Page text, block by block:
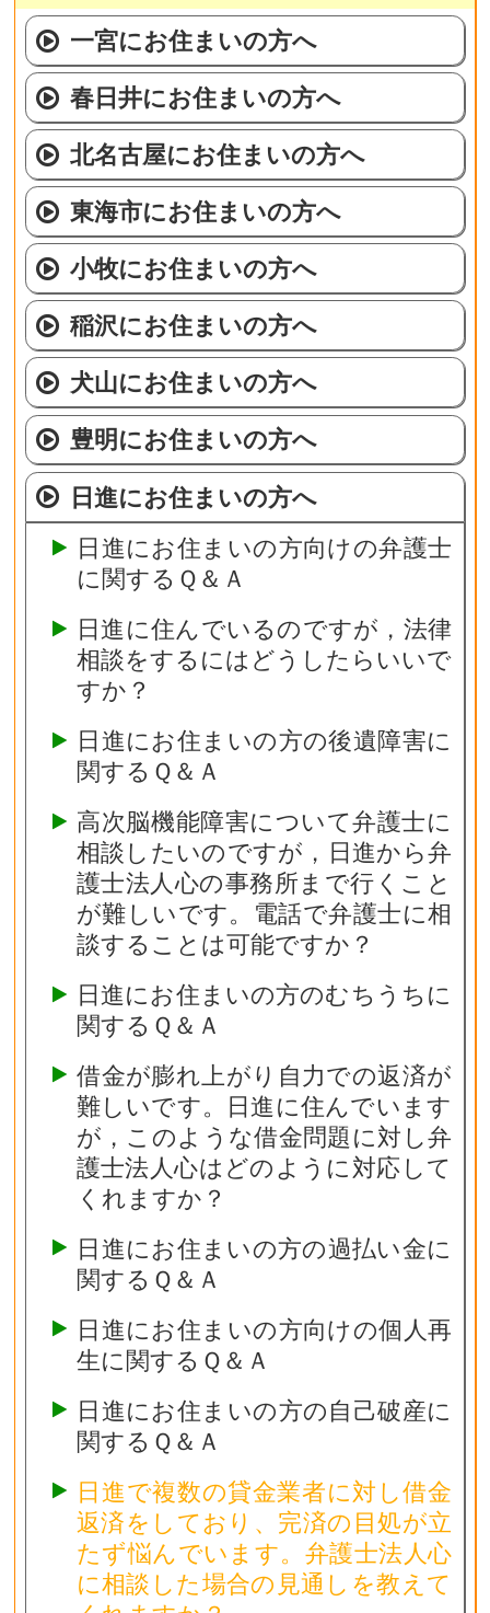
一宮にお住まいの方へ
春日井にお住まいの方へ
北名古屋にお住まいの方へ
東海市にお住まいの方へ
小牧にお住まいの方へ
稲沢にお住まいの方へ
犬山にお住まいの方へ
豊明にお住まいの方へ
日進にお住まいの方へ
日進にお住まいの方向けの弁護士
に関するＱ＆Ａ
日進に住んでいるのですが，法律
相談をするにはどうしたらいいで
すか？
日進にお住まいの方の後遺障害に
関するＱ＆Ａ
高次脳機能障害について弁護士に
相談したいのですが，日進から弁
護士法人心の事務所まで行くこと
が難しいです。電話で弁護士に相
談することは可能ですか？
日進にお住まいの方のむちうちに
関するＱ＆Ａ
借金が膨れ上がり自力での返済が
難しいです。日進に住んでいます
が，このような借金問題に対し弁
護士法人心はどのように対応して
くれますか？
日進にお住まいの方の過払い金に
関するＱ＆Ａ
日進にお住まいの方向けの個人再
生に関するＱ＆Ａ
日進にお住まいの方の自己破産に
関するＱ＆Ａ
日進で複数の貸金業者に対し借金
返済をしており、完済の目処が立
たず悩んでいます。弁護士法人心
に相談した場合の見通しを教えて